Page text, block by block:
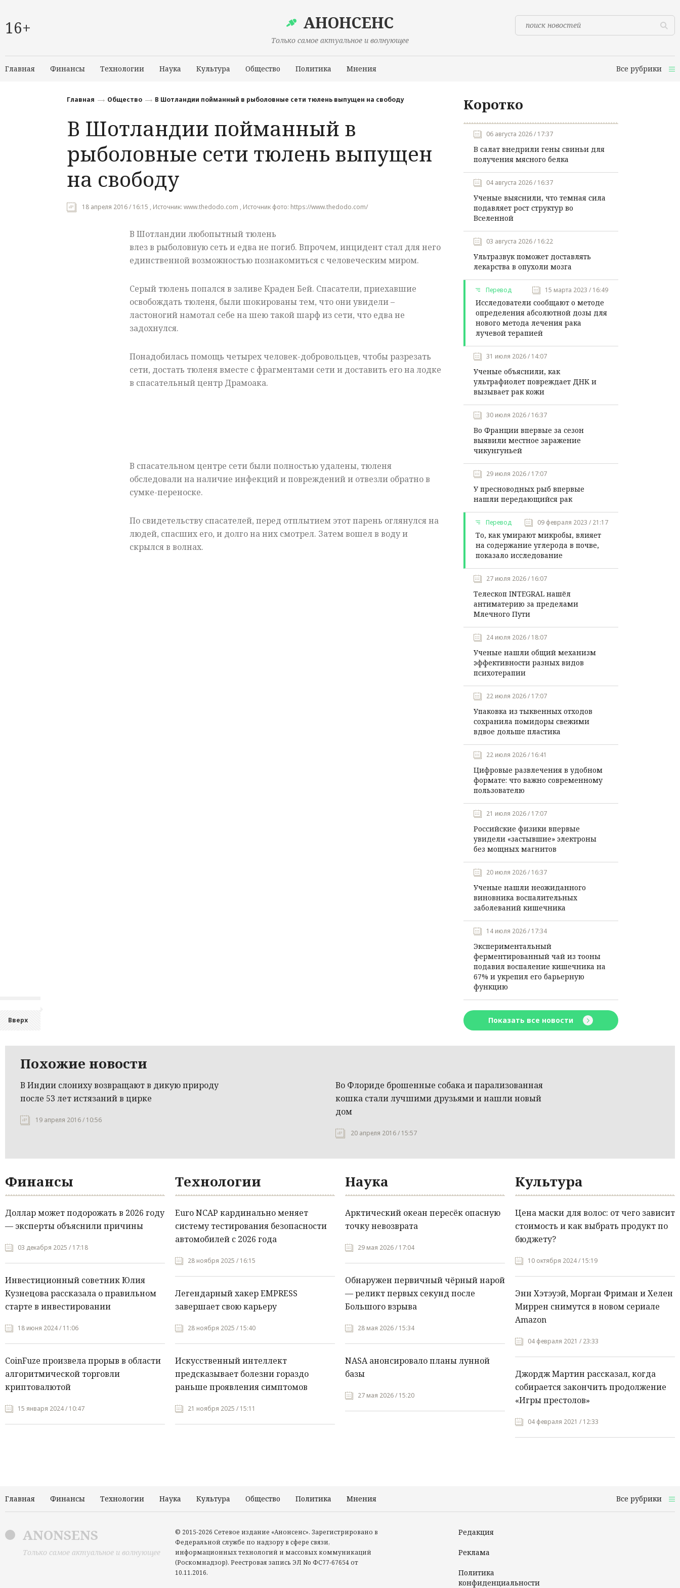
16+ АНОНСЕНС
Только самое актуальное и волнующее
Главная Финансы Технологии Наука Культура Общество Политика Мнения Все рубрики
Происшествия
Вверх
Главная Общество В Шотландии пойманный в рыболовные сети тюлень выпущен на свободу
В Шотландии пойманный в
рыболовные сети тюлень выпущен
на свободу
18 апреля 2016 / 16:15 , Источник: www.thedodo.com , Источник фото: https://www.thedodo.com/
В Шотландии любопытный тюлень
влез в рыболовную сеть и едва не погиб. Впрочем, инцидент стал для него
единственной возможностью познакомиться с человеческим миром.
Серый тюлень попался в заливе Краден Бей. Спасатели, приехавшие
освобождать тюленя, были шокированы тем, что они увидели –
ластоногий намотал себе на шею такой шарф из сети, что едва не
задохнулся.
Понадобилась помощь четырех человек-добровольцев, чтобы разрезать
сети, достать тюленя вместе с фрагментами сети и доставить его на лодке
в спасательный центр Драмоака.
В спасательном центре сети были полностью удалены, тюленя
обследовали на наличие инфекций и повреждений и отвезли обратно в
сумке-переноске.
По свидетельству спасателей, перед отплытием этот парень оглянулся на
людей, спасших его, и долго на них смотрел. Затем вошел в воду и
скрылся в волнах.
Коротко
06 августа 2026 / 17:37
В салат внедрили гены свиньи для
получения мясного белка
04 августа 2026 / 16:37
Ученые выяснили, что темная сила
подавляет рост структур во
Вселенной
03 августа 2026 / 16:22
Ультразвук поможет доставлять
лекарства в опухоли мозга
Перевод 15 марта 2023 / 16:49
Исследователи сообщают о методе
определения абсолютной дозы для
нового метода лечения рака
лучевой терапией
31 июля 2026 / 14:07
Ученые объяснили, как
ультрафиолет повреждает ДНК и
вызывает рак кожи
30 июля 2026 / 16:37
Во Франции впервые за сезон
выявили местное заражение
чикунгуньей
29 июля 2026 / 17:07
У пресноводных рыб впервые
нашли передающийся рак
Перевод 09 февраля 2023 / 21:17
То, как умирают микробы, влияет
на содержание углерода в почве,
показало исследование
27 июля 2026 / 16:07
Телескоп INTEGRAL нашёл
антиматерию за пределами
Млечного Пути
24 июля 2026 / 18:07
Ученые нашли общий механизм
эффективности разных видов
психотерапии
22 июля 2026 / 17:07
Упаковка из тыквенных отходов
сохранила помидоры свежими
вдвое дольше пластика
22 июля 2026 / 16:41
Цифровые развлечения в удобном
формате: что важно современному
пользователю
21 июля 2026 / 17:07
Российские физики впервые
увидели «застывшие» электроны
без мощных магнитов
20 июля 2026 / 16:37
Ученые нашли неожиданного
виновника воспалительных
заболеваний кишечника
14 июля 2026 / 17:34
Экспериментальный
ферментированный чай из тооны
подавил воспаление кишечника на
67% и укрепил его барьерную
функцию
Показать все новости
Похожие новости
В Индии слониху возвращают в дикую природу
после 53 лет истязаний в цирке
19 апреля 2016 / 10:56
Во Флориде брошенные собака и парализованная
кошка стали лучшими друзьями и нашли новый
дом
20 апреля 2016 / 15:57
Финансы
Доллар может подорожать в 2026 году
— эксперты объяснили причины
03 декабря 2025 / 17:18
Инвестиционный советник Юлия
Кузнецова рассказала о правильном
старте в инвестировании
18 июня 2024 / 11:06
CoinFuze произвела прорыв в области
алгоритмической торговли
криптовалютой
15 января 2024 / 10:47
Технологии
Euro NCAP кардинально меняет
систему тестирования безопасности
автомобилей с 2026 года
28 ноября 2025 / 16:15
Легендарный хакер EMPRESS
завершает свою карьеру
28 ноября 2025 / 15:40
Искусственный интеллект
предсказывает болезни гораздо
раньше проявления симптомов
21 ноября 2025 / 15:11
Наука
Арктический океан пересёк опасную
точку невозврата
29 мая 2026 / 17:04
Обнаружен первичный чёрный нарой
— реликт первых секунд после
Большого взрыва
28 мая 2026 / 15:34
NASA анонсировало планы лунной
базы
27 мая 2026 / 15:20
Культура
Цена маски для волос: от чего зависит
стоимость и как выбрать продукт по
бюджету?
10 октября 2024 / 15:19
Энн Хэтэуэй, Морган Фриман и Хелен
Миррен снимутся в новом сериале
Amazon
04 февраля 2021 / 23:33
Джордж Мартин рассказал, когда
собирается закончить продолжение
«Игры престолов»
04 февраля 2021 / 12:33
Главная Финансы Технологии Наука Культура Общество Политика Мнения Все рубрики
ANONSENS
Только самое актуальное и волнующее
© 2015-2026 Сетевое издание «Анонсенс». Зарегистрировано в
Федеральной службе по надзору в сфере связи,
информационных технологий и массовых коммуникаций
(Роскомнадзор). Реестровая запись ЭЛ No ФС77-67654 от
10.11.2016.
Редакция
Реклама
Политика
конфиденциальности